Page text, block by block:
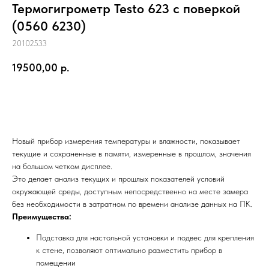
Термогигрометр Testo 623 с поверкой
(0560 6230)
20102533
19500,00 р.
Новый прибор измерения температуры и влажности, показывает
текущие и сохраненные в памяти, измеренные в прошлом, значения
на большом четком дисплее.
Это делает анализ текущих и прошлых показателей условий
окружающей среды, доступным непосредственно на месте замера
без необходимости в затратном по времени анализе данных на ПК.
Преимущества:
Подставка для настольной установки и подвес для крепления
к стене, позволяют оптимально разместить прибор в
помещении